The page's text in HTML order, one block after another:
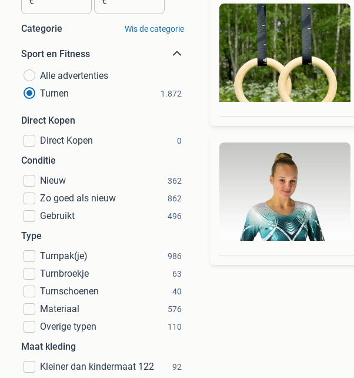
Categorie Wis de categorie
Sport en Fitness
Alle advertenties
Turnen
1.872
Direct Kopen
Direct Kopen
0
Conditie
Nieuw
362
Zo goed als nieuw 862
Gebruikt 496
Type
Turnpak(je)
986
Turnbroekje 63
Turnschoenen 40
Materiaal 576
Overige typen 110
Maat kleding
Kleiner dan kindermaat 122
92